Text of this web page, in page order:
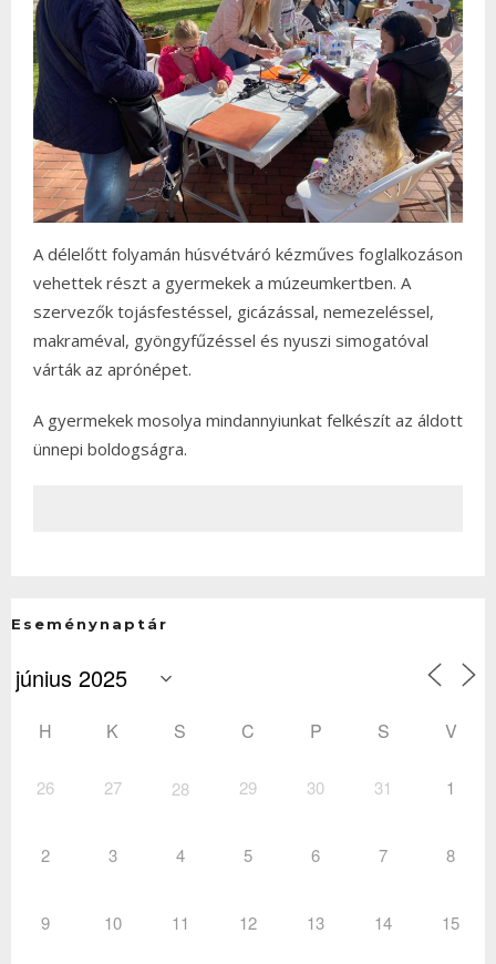
A délelőtt folyamán húsvétváró kézműves foglalkozáson
vehettek részt a gyermekek a múzeumkertben. A
szervezők tojásfestéssel, gicázással, nemezeléssel,
makraméval, gyöngyfűzéssel és nyuszi simogatóval
várták az aprónépet.
A gyermekek mosolya mindannyiunkat felkészít az áldott
ünnepi boldogságra.
Eseménynaptár
H K S C P S V
26 27 28 29 30 31 1
2 3 4 5 6 7 8
9 10 11 12 13 14 15